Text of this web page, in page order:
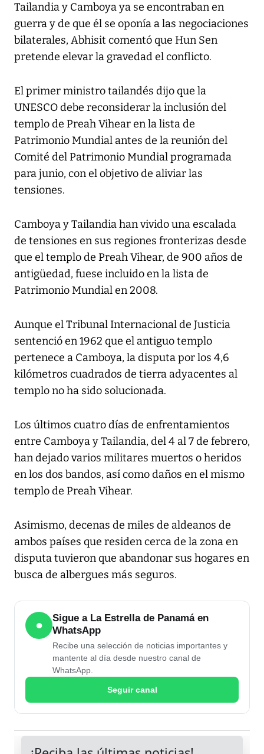
Tailandia y Camboya ya se encontraban en
guerra y de que él se oponía a las negociaciones
bilaterales, Abhisit comentó que Hun Sen
pretende elevar la gravedad el conflicto.
El primer ministro tailandés dijo que la
UNESCO debe reconsiderar la inclusión del
templo de Preah Vihear en la lista de
Patrimonio Mundial antes de la reunión del
Comité del Patrimonio Mundial programada
para junio, con el objetivo de aliviar las
tensiones.
Camboya y Tailandia han vivido una escalada
de tensiones en sus regiones fronterizas desde
que el templo de Preah Vihear, de 900 años de
antigüedad, fuese incluido en la lista de
Patrimonio Mundial en 2008.
Aunque el Tribunal Internacional de Justicia
sentenció en 1962 que el antiguo templo
pertenece a Camboya, la disputa por los 4,6
kilómetros cuadrados de tierra adyacentes al
templo no ha sido solucionada.
Los últimos cuatro días de enfrentamientos
entre Camboya y Tailandia, del 4 al 7 de febrero,
han dejado varios militares muertos o heridos
en los dos bandos, así como daños en el mismo
templo de Preah Vihear.
Asimismo, decenas de miles de aldeanos de
ambos países que residen cerca de la zona en
disputa tuvieron que abandonar sus hogares en
busca de albergues más seguros.
●
Sigue a La Estrella de Panamá en
WhatsApp
Recibe una selección de noticias importantes y
mantente al día desde nuestro canal de
WhatsApp.
Seguir canal